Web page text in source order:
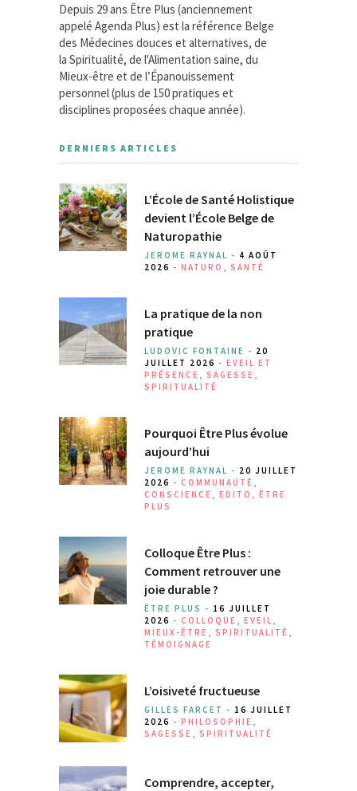
Depuis 29 ans Être Plus (anciennement
appelé Agenda Plus) est la référence Belge
des Médecines douces et alternatives, de
la Spiritualité, de l'Alimentation saine, du
Mieux-être et de l’Épanouissement
personnel (plus de 150 pratiques et
disciplines proposées chaque année).
DERNIERS ARTICLES
L’École de Santé Holistique
devient l’École Belge de
Naturopathie
JEROME RAYNAL - 4 AOÛT
2026 - NATURO SANTÉ
La pratique de la non
pratique
LUDOVIC FONTAINE - 20
JUILLET 2026 - EVEIL ET
PRÉSENCE
SAGESSE
SPIRITUALITÉ
Pourquoi Être Plus évolue
aujourd’hui
JEROME RAYNAL - 20 JUILLET
2026 - COMMUNAUTÉ
CONSCIENCE
EDITO
ÊTRE
PLUS
Colloque Être Plus :
Comment retrouver une
joie durable ?
ÊTRE PLUS - 16 JUILLET
2026 - COLLOQUE EVEIL
MIEUX-ÊTRE
SPIRITUALITÉ
TÉMOIGNAGE
L’oisiveté fructueuse
GILLES FARCET - 16 JUILLET
2026 - PHILOSOPHIE
SAGESSE
SPIRITUALITÉ
Comprendre, accepter,